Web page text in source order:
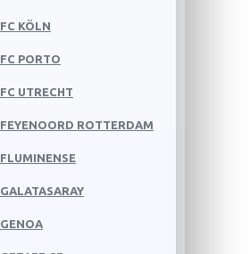
FC KÖLN
FC PORTO
FC UTRECHT
FEYENOORD ROTTERDAM
FLUMINENSE
GALATASARAY
GENOA